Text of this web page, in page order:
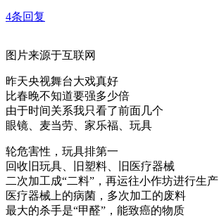
4条回复
图片来源于互联网
昨天央视舞台大戏真好
比春晚不知道要强多少倍
由于时间关系我只看了前面几个
眼镜、麦当劳、家乐福、玩具
轮危害性，玩具排第一
回收旧玩具、旧塑料、旧医疗器械
二次加工成“二料”，再运往小作坊进行生产
医疗器械上的病菌，多次加工的废料
最大的杀手是“甲醛”，能致癌的物质